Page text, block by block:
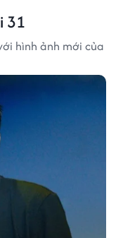
31
hình ảnh mới của